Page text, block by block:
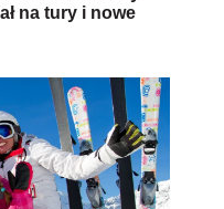
na tury i nowe